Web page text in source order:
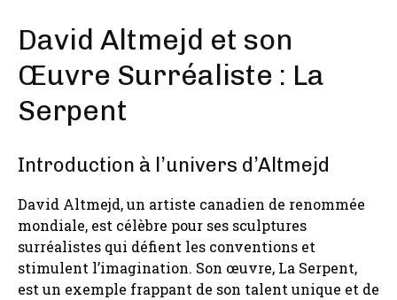
David Altmejd et son
Œuvre Surréaliste : La
Serpent
Introduction à l’univers d’Altmejd
David Altmejd, un artiste canadien de renommée
mondiale, est célèbre pour ses sculptures
surréalistes qui défient les conventions et
stimulent l’imagination. Son œuvre, La Serpent,
est un exemple frappant de son talent unique et de